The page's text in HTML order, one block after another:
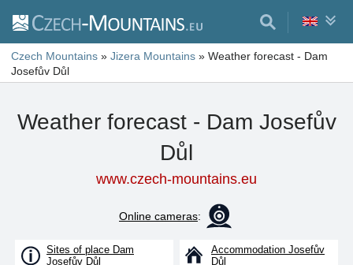
Czech Mountains » Jizera Mountains » Weather forecast - Dam
Josefův Důl
Weather forecast - Dam Josefův
Důl
www.czech-mountains.eu
Online cameras:
Sites of place Dam
Josefův Důl
Accommodation Josefův
Důl